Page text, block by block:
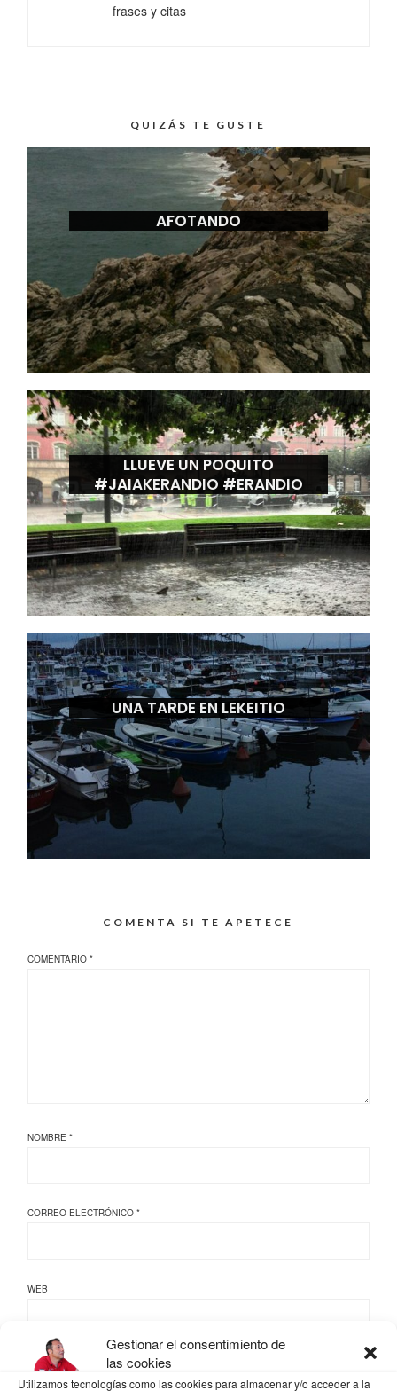
Gestionar el consentimiento de
las cookies
Utilizamos tecnologías como las cookies para almacenar y/o acceder a la
frases y citas
QUIZÁS TE GUSTE
AFOTANDO
LLUEVE UN POQUITO
#JAIAKERANDIO #ERANDIO
UNA TARDE EN LEKEITIO
COMENTA SI TE APETECE
COMENTARIO*
NOMBRE*
CORREO ELECTRÓNICO*
WEB
GUARDA MI NOMBRE, CORREO ELECTRÓNICO Y WEB EN ESTE NAVEGADOR